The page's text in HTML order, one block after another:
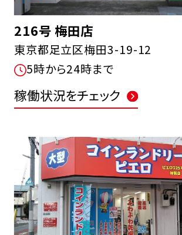
216号 梅田店
東京都足立区梅田3-19-12
5時から24時まで
稼働状況をチェック